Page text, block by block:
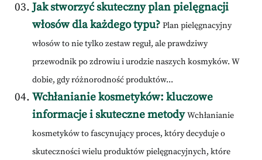
Jak stworzyć skuteczny plan pielęgnacji
włosów dla każdego typu? Plan pielęgnacyjny
włosów to nie tylko zestaw reguł, ale prawdziwy
przewodnik po zdrowiu i urodzie naszych kosmyków. W
dobie, gdy różnorodność produktów...
Wchłanianie kosmetyków: kluczowe
informacje i skuteczne metody Wchłanianie
kosmetyków to fascynujący proces, który decyduje o
skuteczności wielu produktów pielęgnacyjnych, które